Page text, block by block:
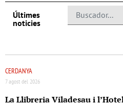
Últimes
noticies
CERDANYA
7 agost del 2026
La Llibreria Viladesau i